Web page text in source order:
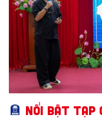
Nổi bật Tạp